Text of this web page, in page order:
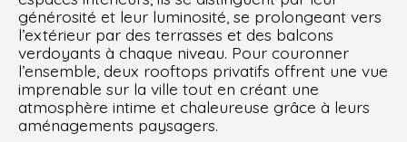
générosité et leur luminosité, se prolongeant vers
l’extérieur par des terrasses et des balcons
verdoyants à chaque niveau. Pour couronner
l’ensemble, deux rooftops privatifs offrent une vue
imprenable sur la ville tout en créant une
atmosphère intime et chaleureuse grâce à leurs
aménagements paysagers.